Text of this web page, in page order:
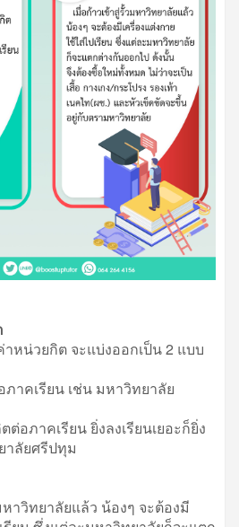
วยกิต จะแบ่งออกเป็น 2 แบบ
ภาคเรียน เช่น มหาวิทยาลัย
อภาคเรียน ยิ่งลงเรียนเยอะก็ยิ่ง
าลัยศรีปทุม
วิทยาลัยแล้ว น้องๆ จะต้องมี